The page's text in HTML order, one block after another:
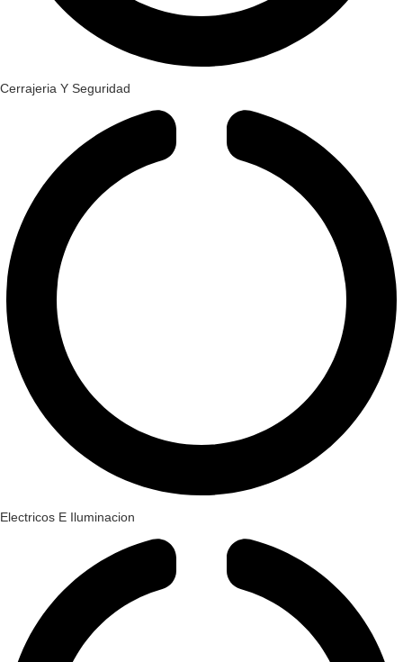
Cerrajeria Y Seguridad
Electricos E Iluminacion